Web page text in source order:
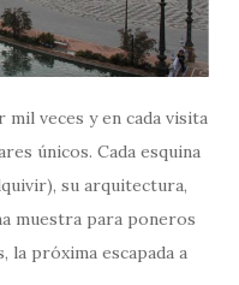
mil veces y en cada visita
únicos. Cada esquina
su arquitectura,
muestra para poneros
la próxima escapada a